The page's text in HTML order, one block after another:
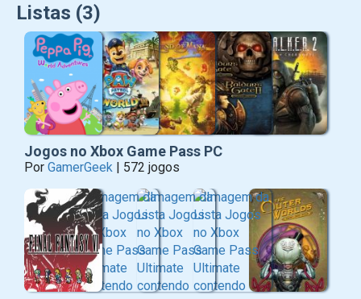
Listas (3)
Jogos no Xbox Game Pass PC
Por GamerGeek | 572 jogos